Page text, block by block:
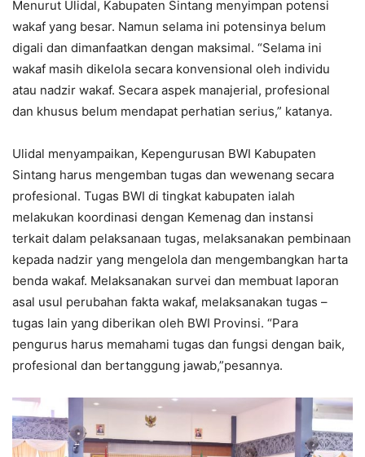
Menurut Ulidal, Kabupaten Sintang menyimpan potensi
wakaf yang besar. Namun selama ini potensinya belum
digali dan dimanfaatkan dengan maksimal. “Selama ini
wakaf masih dikelola secara konvensional oleh individu
atau nadzir wakaf. Secara aspek manajerial, profesional
dan khusus belum mendapat perhatian serius,” katanya.
Ulidal menyampaikan, Kepengurusan BWI Kabupaten
Sintang harus mengemban tugas dan wewenang secara
profesional. Tugas BWI di tingkat kabupaten ialah
melakukan koordinasi dengan Kemenag dan instansi
terkait dalam pelaksanaan tugas, melaksanakan pembinaan
kepada nadzir yang mengelola dan mengembangkan harta
benda wakaf. Melaksanakan survei dan membuat laporan
asal usul perubahan fakta wakaf, melaksanakan tugas –
tugas lain yang diberikan oleh BWI Provinsi. “Para
pengurus harus memahami tugas dan fungsi dengan baik,
profesional dan bertanggung jawab,”pesannya.